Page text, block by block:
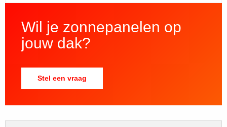
Wil je zonnepanelen op
jouw dak?
Stel een vraag